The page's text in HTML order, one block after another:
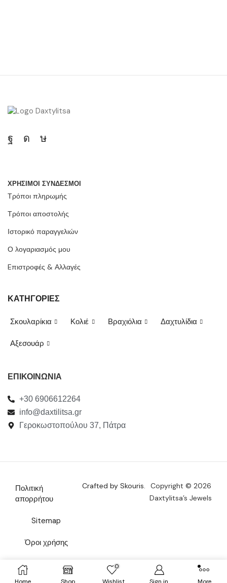
0
ΧΡΗΣΙΜΟΙ ΣΥΝΔΕΣΜΟΙ
Τρόποι πληρωμής
Τρόποι αποστολής
Ιστορικό παραγγελιών
Ο λογαριασμός μου
Eπιστροφές & Αλλαγές
ΚΑΤΗΓΟΡΙΕΣ
Σκουλαρίκια Κολιέ Βραχιόλια Δαχτυλίδια
Αξεσουάρ
ΕΠΙΚΟΙΝΩΝΙΑ
+30 6906612264
info@daxtilitsa.gr
Γεροκωστοπούλου 37, Πάτρα
Πολιτική
απορρήτου
Sitemap
Όροι χρήσης
Επικοινωνία
Crafted by Skouris.
Copyright © 2026
Daxtylitsa’s Jewels